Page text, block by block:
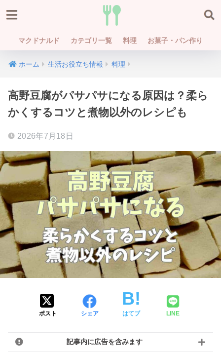
マクドナルド カテゴリ一覧 料理 お菓子・パン作り
ホーム 生活お役立ち情報 料理
高野豆腐がパサパサになる原因は？柔ら
かくするコツと煮物以外のレシピも
2026年7月18日
ポスト シェア はてブ LINE
記事内に広告を含みます